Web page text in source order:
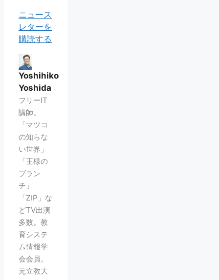
ニュース
レターを
購読する
Yoshihiko
Yoshida
フリーIT
講師。
「マツコ
の知らな
い世界」
「王様の
ブラン
チ」
「ZIP」な
どTV出演
多数。教
育システ
ム情報学
会会員。
元立教大